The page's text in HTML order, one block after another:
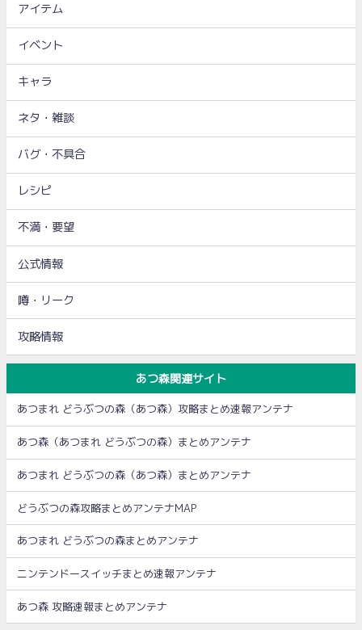
アイテム
イベント
キャラ
ネタ・雑談
バグ・不具合
レシピ
不満・要望
公式情報
噂・リーク
攻略情報
あつ森関連サイト
あつまれ どうぶつの森（あつ森）攻略まとめ速報アンテナ
あつ森（あつまれ どうぶつの森）まとめアンテナ
あつまれ どうぶつの森（あつ森）まとめアンテナ
どうぶつの森攻略まとめアンテナMAP
あつまれ どうぶつの森まとめアンテナ
ニンテンドースイッチまとめ速報アンテナ
あつ森 攻略速報まとめアンテナ